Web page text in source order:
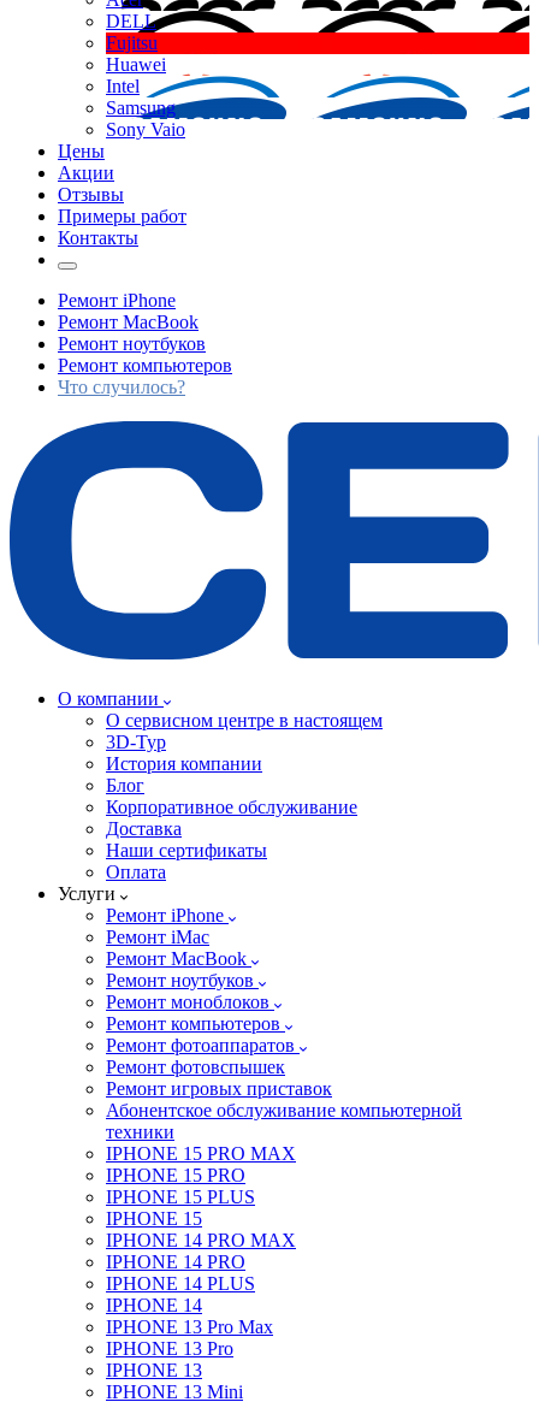
DELL
Fujitsu
Huawei
Intel
Samsung
Sony Vaio
Цены
Акции
Отзывы
Примеры работ
Контакты
Ремонт iPhone
Ремонт MacBook
Ремонт ноутбуков
Ремонт компьютеров
Что случилось?
О компании
О сервисном центре в настоящем
3D-Тур
История компании
Блог
Корпоративное обслуживание
Доставка
Наши сертификаты
Оплата
Услуги
Ремонт iPhone
Ремонт iMac
Ремонт MacBook
Ремонт ноутбуков
Ремонт моноблоков
Ремонт компьютеров
Ремонт фотоаппаратов
Ремонт фотовспышек
Ремонт игровых приставок
Абонентское обслуживание компьютерной
техники
IPHONE 15 PRO MAX
IPHONE 15 PRO
IPHONE 15 PLUS
IPHONE 15
IPHONE 14 PRO MAX
IPHONE 14 PRO
IPHONE 14 PLUS
IPHONE 14
IPHONE 13 Pro Max
IPHONE 13 Pro
IPHONE 13
IPHONE 13 Mini